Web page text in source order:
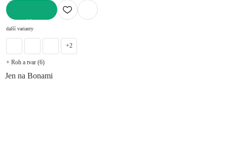
další varianty
+2
+ Roh a tvar (6)
Jen na Bonami